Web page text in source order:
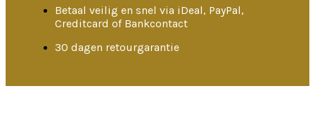
Betaal veilig en snel via iDeal, PayPal,
Creditcard of Bankcontact
30 dagen retourgarantie